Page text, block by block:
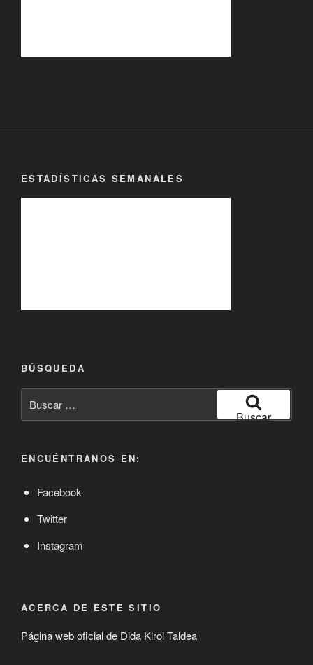
ESTADÍSTICAS SEMANALES
BÚSQUEDA
por:
Buscar
ENCUÉNTRANOS EN:
Facebook
Twitter
Instagram
ACERCA DE ESTE SITIO
Página web oficial de Dida Kirol Taldea